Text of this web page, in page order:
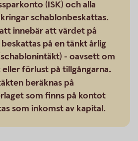
(ISK) och alla
schablonbeskattas.
innebär att värdet på
på en tänkt årlig
- oavsett om
förlust på tillgångarna.
beräknas på
som finns på kontot
som inkomst av kapital.